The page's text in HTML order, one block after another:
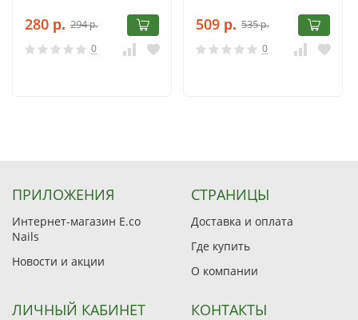
280 р. 294р.
0
509 р. 535р.
0
ПРИЛОЖЕНИЯ
Интернет-магазин E.co
Nails
Новости и акции
СТРАНИЦЫ
Доставка и оплата
Где купить
О компании
ЛИЧНЫЙ КАБИНЕТ КОНТАКТЫ